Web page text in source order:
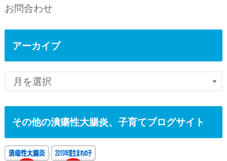
お問合わせ
アーカイブ
その他の潰瘍性大腸炎、子育てブログサイト